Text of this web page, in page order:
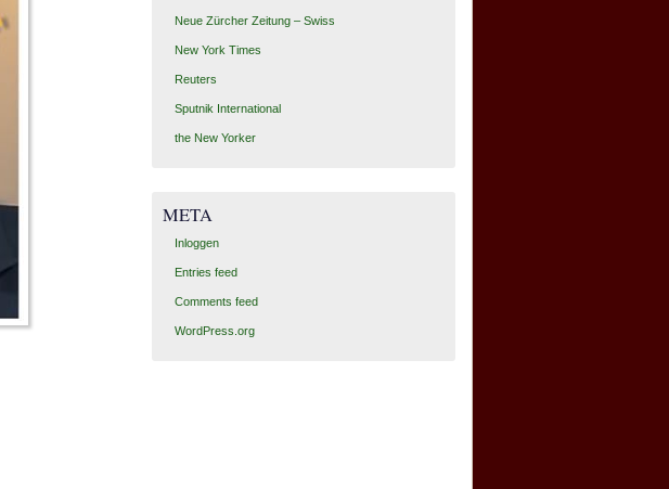
Neue Zürcher Zeitung – Swiss
New York Times
Reuters
Sputnik International
the New Yorker
META
Inloggen
Entries feed
Comments feed
WordPress.org